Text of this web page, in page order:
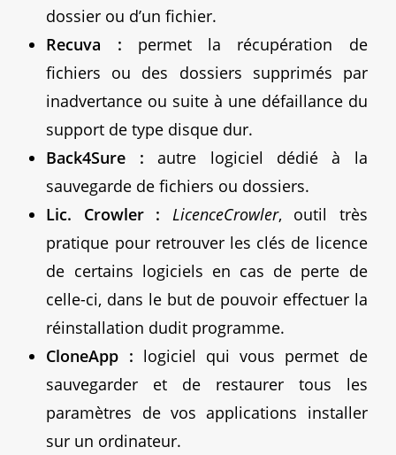
dossier ou d’un fichier.
Recuva : permet la récupération de
fichiers ou des dossiers supprimés par
inadvertance ou suite à une défaillance du
support de type disque dur.
Back4Sure : autre logiciel dédié à la
sauvegarde de fichiers ou dossiers.
Lic. Crowler : LicenceCrowler, outil très
pratique pour retrouver les clés de licence
de certains logiciels en cas de perte de
celle-ci, dans le but de pouvoir effectuer la
réinstallation dudit programme.
CloneApp : logiciel qui vous permet de
sauvegarder et de restaurer tous les
paramètres de vos applications installer
sur un ordinateur.